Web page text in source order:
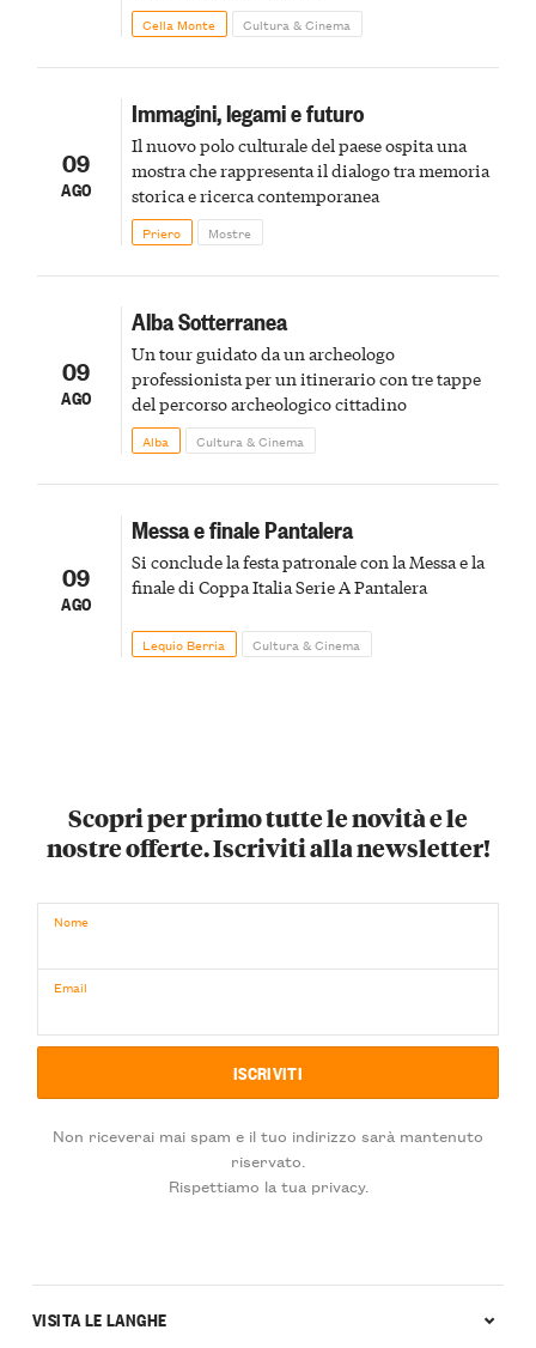
Cella Monte Cultura & Cinema
09
AGO
Immagini, legami e futuro
Il nuovo polo culturale del paese ospita una
mostra che rappresenta il dialogo tra memoria
storica e ricerca contemporanea
Priero Mostre
09
AGO
Alba Sotterranea
Un tour guidato da un archeologo
professionista per un itinerario con tre tappe
del percorso archeologico cittadino
Alba Cultura & Cinema
09
AGO
Messa e finale Pantalera
Si conclude la festa patronale con la Messa e la
finale di Coppa Italia Serie A Pantalera
Lequio Berria Cultura & Cinema
Scopri per primo tutte le novità e le
nostre offerte. Iscriviti alla newsletter!
Nome
Email
Non riceverai mai spam e il tuo indirizzo sarà mantenuto
riservato.
Rispettiamo la tua privacy.
VISITA LE LANGHE